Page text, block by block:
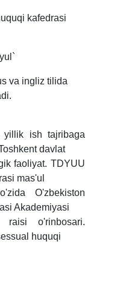
kafedrasi
va ingliz tilida
yillik ish tajribaga
davlat
faoliyat. TDYUU
mas'ul
O'zbekiston
Akademiyasi
raisi o'rinbosari.
huquqi